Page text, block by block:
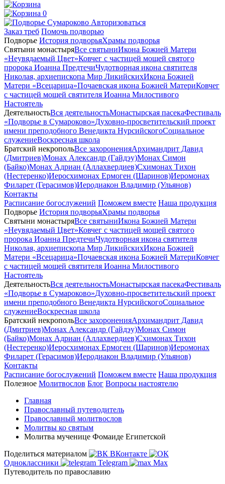
0
Авторизоваться
Заказ треб Помочь подворью
Подворье История подворьяХрамы подворья
Святыни монастыряВсе святыниИкона Божией Матери
«Неувядаемый Цвет»Ковчег с частицей мощей святого
пророка Иоанна ПредтечиЧудотворная икона святителя
Николая, архиепископа Мир ЛикийскихИкона Божией
Матери «Всецарица»Почаевская икона Божией МатериКовчег
с частицей мощей святителя Иоанна Милостивого
Настоятель
ДеятельностьВся деятельностьМонастырская пасекаФестиваль
«Подворье в Сумароково»Духовно-просветительский проект
имени преподобного Венедикта НурсийскогоСоциальное
служениеВоскресная школа
Братский некропольВсе захороненияАрхимандрит Давид
(Дмитриев)Монах Александр (Гайдэу)Монах Симон
(Байко)Монах Адриан (Аллахвердиев)Схимонах Тихон
(Нестеренко)Иеросхимонах Ермоген (Шаринов)Иеромонах
Филарет (Герасимов)Иеродиакон Владимир (Ульянов)
Контакты
Расписание богослужений Поможем вместе Наша продукция
Подворье История подворьяХрамы подворья
Святыни монастыряВсе святыниИкона Божией Матери
«Неувядаемый Цвет»Ковчег с частицей мощей святого
пророка Иоанна ПредтечиЧудотворная икона святителя
Николая, архиепископа Мир ЛикийскихИкона Божией
Матери «Всецарица»Почаевская икона Божией МатериКовчег
с частицей мощей святителя Иоанна Милостивого
Настоятель
ДеятельностьВся деятельностьМонастырская пасекаФестиваль
«Подворье в Сумароково»Духовно-просветительский проект
имени преподобного Венедикта НурсийскогоСоциальное
служениеВоскресная школа
Братский некропольВсе захороненияАрхимандрит Давид
(Дмитриев)Монах Александр (Гайдэу)Монах Симон
(Байко)Монах Адриан (Аллахвердиев)Схимонах Тихон
(Нестеренко)Иеросхимонах Ермоген (Шаринов)Иеромонах
Филарет (Герасимов)Иеродиакон Владимир (Ульянов)
Контакты
Расписание богослужений Поможем вместе Наша продукция
Полезное Молитвослов Блог Вопросы настоятелю
Главная
Православный путеводитель
Православный молитвослов
Молитвы ко святым
Молитва мученице Фомаиде Египетской
Поделиться материалом
ВКонтакте
Одноклассники
Telegram
Max
Путеводитель по православию